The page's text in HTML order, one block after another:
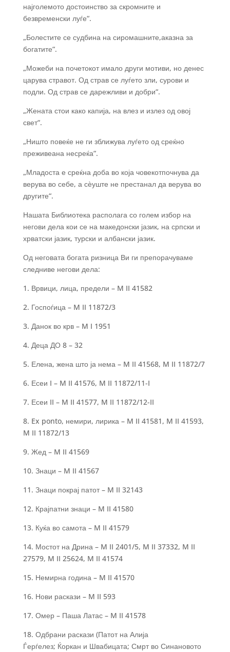
најголемото достоинство за скромните и
безвременски луѓе“.
„Болестите се судбина на сиромашните,аказна за
богатите“.
„Можеби на почетокот имало други мотиви, но денес
царува стравот. Од страв се луѓето зли, сурови и
подли. Од страв се дарежливи и добри“.
„Жената стои како капија, на влез и излез од овој
свет“.
„Ништо повеќе не ги зближува луѓето од среќно
преживеана несреќа“.
„Младоста е среќна доба во која човекотпочнува да
верува во себе, а сѐуште не престанал да верува во
другите“.
Нашата Библиотека располага со голем избор на
негови дела кои се на македонски јазик, на српски и
хрватски јазик, турски и албански јазик.
Од неговата богата ризница Ви ги препорачуваме
следниве негови дела:
1. Врвици, лица, предели – M II 41582
2. Госпоѓица – M II 11872/3
3. Данок во крв – M I 1951
4. Деца ДО 8 – 32
5. Елена, жена што ја нема – M II 41568, M II 11872/7
6. Есеи I – M II 41576, M II 11872/11-I
7. Есеи II – M II 41577, M II 11872/12-II
8. Ex ponto, немири, лирика – M II 41581, M II 41593,
M II 11872/13
9. Жед – M II 41569
10. Знаци – M II 41567
11. Знаци покрај патот – M II 32143
12. Крајпатни знаци – M II 41580
13. Куќа во самота – M II 41579
14. Мостот на Дрина – M II 2401/5, M II 37332, M II
27579, M II 25624, M II 41574
15. Немирна година – M II 41570
16. Нови раскази – M II 593
17. Омер – Паша Латас – M II 41578
18. Одбрани раскази (Патот на Алија
Ѓерѓелез; Ќоркан и Швабицата; Смрт во Синановото